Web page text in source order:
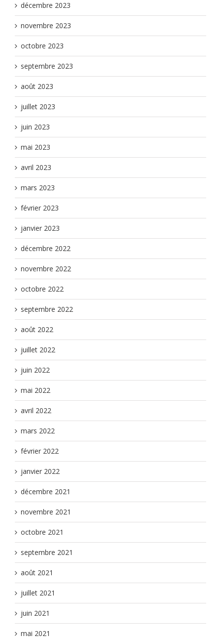
décembre 2023
novembre 2023
octobre 2023
septembre 2023
août 2023
juillet 2023
juin 2023
mai 2023
avril 2023
mars 2023
février 2023
janvier 2023
décembre 2022
novembre 2022
octobre 2022
septembre 2022
août 2022
juillet 2022
juin 2022
mai 2022
avril 2022
mars 2022
février 2022
janvier 2022
décembre 2021
novembre 2021
octobre 2021
septembre 2021
août 2021
juillet 2021
juin 2021
mai 2021